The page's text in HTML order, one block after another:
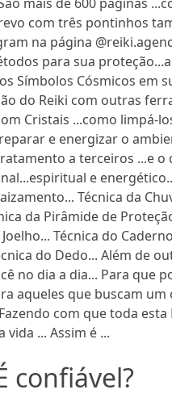
com três pontinhos
na página
para sua
Símbolos Cósmicos em
do Reiki com outras
Cristais ...como limpá-
e energizar o
a terceiros ...e o
e
Técnica da
da Pirâmide de
Técnica do
do Dedo... Além de
no dia a dia... Para que
aqueles que buscam um
com que toda esta
... Assim é ...
confiável?